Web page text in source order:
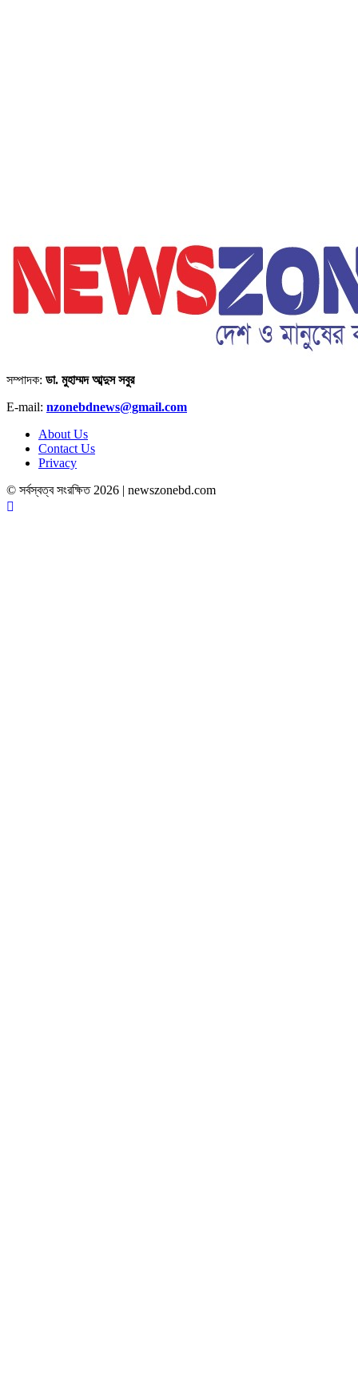
সম্পাদক: ডা. মুহাম্মদ আব্দুস সবুর
E-mail: nzonebdnews@gmail.com
About Us
Contact Us
Privacy
© সর্বস্বত্ব সংরক্ষিত 2026 | newszonebd.com